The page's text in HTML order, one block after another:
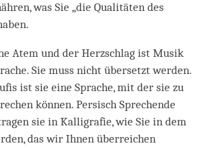
was Sie „die Qualitäten des
Atem und der Herzschlag ist Musik
Sie muss nicht übersetzt werden.
ist sie eine Sprache, mit der sie zu
können. Persisch Sprechende
sie in Kalligrafie, wie Sie in dem
das wir Ihnen überreichen